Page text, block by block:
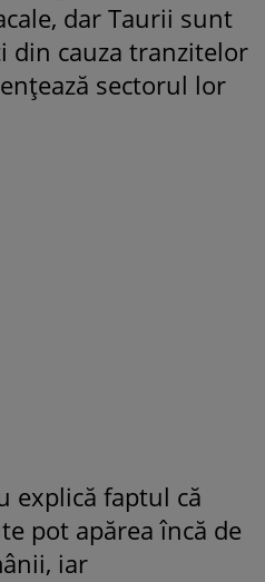
dar Taurii sunt
din cauza tranzitelor
sectorul lor
explică faptul că
pot apărea încă de
iar